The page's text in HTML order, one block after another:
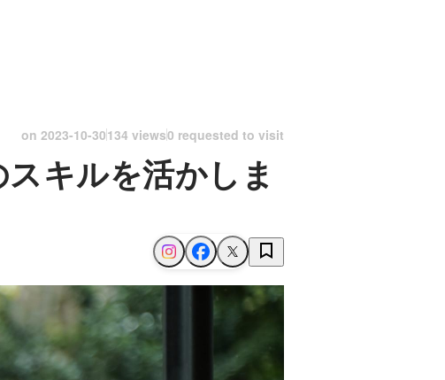
on 2023-10-30134 views0 requested to visit
キルを活かしま